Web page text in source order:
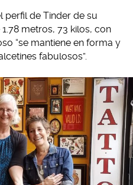
perfil de Tinder de su
metros, 73 kilos, con
“se mantiene en forma y
fabulosos”.